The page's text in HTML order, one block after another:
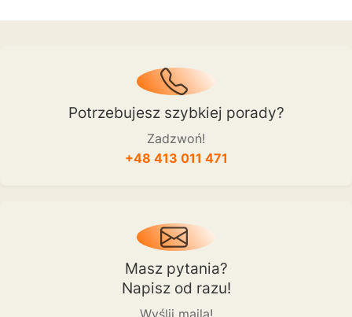
Potrzebujesz szybkiej porady?
Zadzwoń!
+48 413 011 471
Masz pytania?
Napisz od razu!
Wyślij maila!